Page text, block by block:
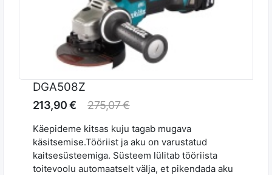
DGA508Z
213,90 € 275,07 €
Käepideme kitsas kuju tagab mugava
käsitsemise.Tööriist ja aku on varustatud
kaitsesüsteemiga. Süsteem lülitab tööriista
toitevoolu automaatselt välja, et pikendada aku